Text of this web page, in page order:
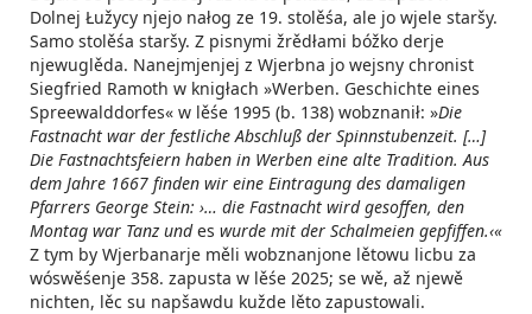
Dolnej Łužycy njejo nałog ze 19. stolěśa, ale jo wjele staršy.
Samo stolěśa staršy. Z pisnymi žrědłami bóžko derje
njewuglěda. Nanejmjenjej z Wjerbna jo wejsny chronist
Siegfried Ramoth w knigłach »Werben. Geschichte eines
Spreewalddorfes« w lěśe 1995 (b. 138) wobznanił: »Die
Fastnacht war der festliche Abschluß der Spinnstubenzeit. […]
Die Fastnachtsfeiern haben in Werben eine alte Tradition. Aus
dem Jahre 1667 finden wir eine Eintragung des damaligen
Pfarrers George Stein: ›… die Fastnacht wird gesoffen, den
Montag war Tanz undes wurde mit der Schalmeien gepfiffen.‹«
Z tym by Wjerbanarje měli wobznanjone lětowu licbu za
wóswěśenje 358. zapusta w lěśe 2025; se wě, až njewě
nichten, lěc su napšawdu kužde lěto zapustowali.